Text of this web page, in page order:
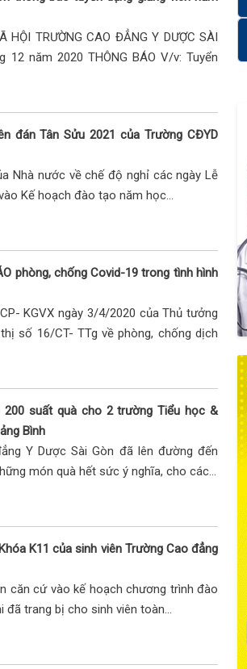
HỘI TRƯỜNG CAO ĐẲNG Y DƯỢC SÀI
12 năm 2020 THÔNG BÁO V/v: Tuyển
đán Tân Sửu 2021 của Trường CĐYD
Nhà nước về chế độ nghỉ các ngày Lễ
Kế hoạch đào tạo năm học...
phòng, chống Covid-19 trong tình hình
KGVX ngày 3/4/2020 của Thủ tưởng
số 16/CT- TTg về phòng, chống dịch
200 suất quà cho 2 trường Tiểu học &
Bình
Y Dược Sài Gòn đã lên đường đến
món quà hết sức ý nghĩa, cho các...
K11 của sinh viên Trường Cao đẳng
căn cứ vào kế hoạch chương trình đào
đã trang bị cho sinh viên toàn...